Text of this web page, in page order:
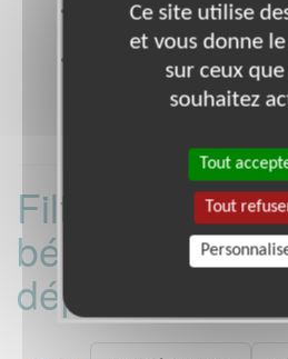
Site web https://
100emplois.org/
Filtrer les
bénévoles par
département :
Ce site utilise
et vous donne
sur ceux
souhaitez
Tout
Tout